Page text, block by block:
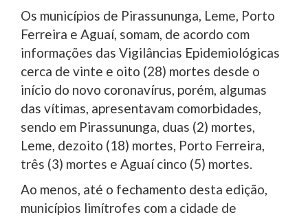
Os municípios de Pirassununga, Leme, Porto
Ferreira e Aguaí, somam, de acordo com
informações das Vigilâncias Epidemiológicas
cerca de vinte e oito (28) mortes desde o
início do novo coronavírus, porém, algumas
das vítimas, apresentavam comorbidades,
sendo em Pirassununga, duas (2) mortes,
Leme, dezoito (18) mortes, Porto Ferreira,
três (3) mortes e Aguaí cinco (5) mortes.
Ao menos, até o fechamento desta edição,
municípios limítrofes com a cidade de